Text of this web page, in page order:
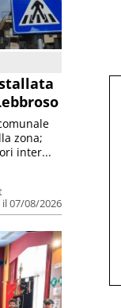
il 07/08/2026
zona;
inter...